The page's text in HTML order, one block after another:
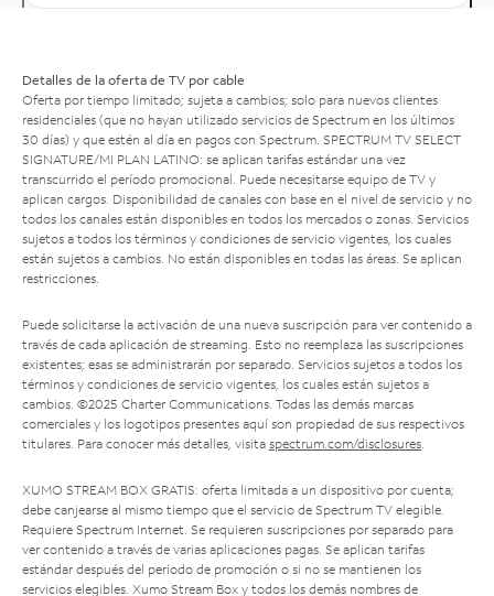
Detalles de la oferta de TV por cable
Oferta por tiempo limitado; sujeta a cambios; solo para nuevos clientes
residenciales (que no hayan utilizado servicios de Spectrum en los últimos
30 días) y que estén al día en pagos con Spectrum. SPECTRUM TV SELECT
SIGNATURE/MI PLAN LATINO: se aplican tarifas estándar una vez
transcurrido el período promocional. Puede necesitarse equipo de TV y
aplican cargos. Disponibilidad de canales con base en el nivel de servicio y no
todos los canales están disponibles en todos los mercados o zonas. Servicios
sujetos a todos los términos y condiciones de servicio vigentes, los cuales
están sujetos a cambios. No están disponibles en todas las áreas. Se aplican
restricciones.
Puede solicitarse la activación de una nueva suscripción para ver contenido a
través de cada aplicación de streaming. Esto no reemplaza las suscripciones
existentes; esas se administrarán por separado. Servicios sujetos a todos los
términos y condiciones de servicio vigentes, los cuales están sujetos a
cambios. ©2025 Charter Communications. Todas las demás marcas
comerciales y los logotipos presentes aquí son propiedad de sus respectivos
titulares. Para conocer más detalles, visita spectrum.com/disclosures.
XUMO STREAM BOX GRATIS: oferta limitada a un dispositivo por cuenta;
debe canjearse al mismo tiempo que el servicio de Spectrum TV elegible.
Requiere Spectrum Internet. Se requieren suscripciones por separado para
ver contenido a través de varias aplicaciones pagas. Se aplican tarifas
estándar después del período de promoción o si no se mantienen los
servicios elegibles. Xumo Stream Box y todos los demás nombres de